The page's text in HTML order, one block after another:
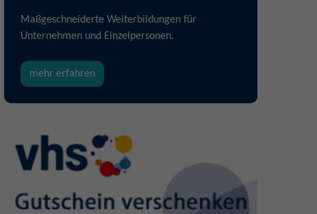
Maßgeschneiderte Weiterbildungen für
Unternehmen und Einzelpersonen.
mehr erfahren